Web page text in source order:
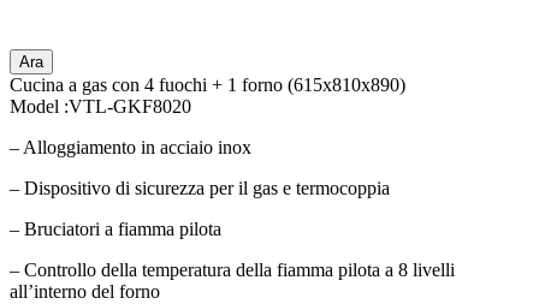
Ara
Cucina a gas con 4 fuochi + 1 forno (615x810x890)
Model :VTL-GKF8020
– Alloggiamento in acciaio inox
– Dispositivo di sicurezza per il gas e termocoppia
– Bruciatori a fiamma pilota
– Controllo della temperatura della fiamma pilota a 8 livelli
all’interno del forno